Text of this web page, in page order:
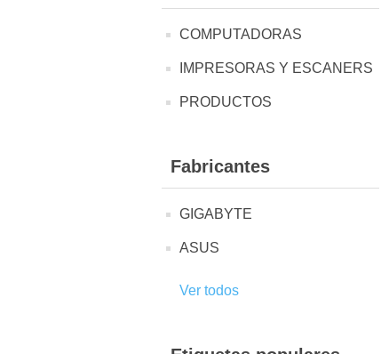
COMPUTADORAS
IMPRESORAS Y ESCANERS
PRODUCTOS
Fabricantes
GIGABYTE
ASUS
Ver todos